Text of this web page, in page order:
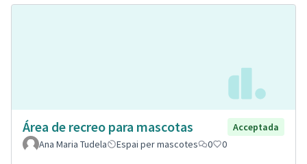
Área de recreo para mascotas
Acceptada
Ana Maria Tudela
Espai per mascotes 0 0